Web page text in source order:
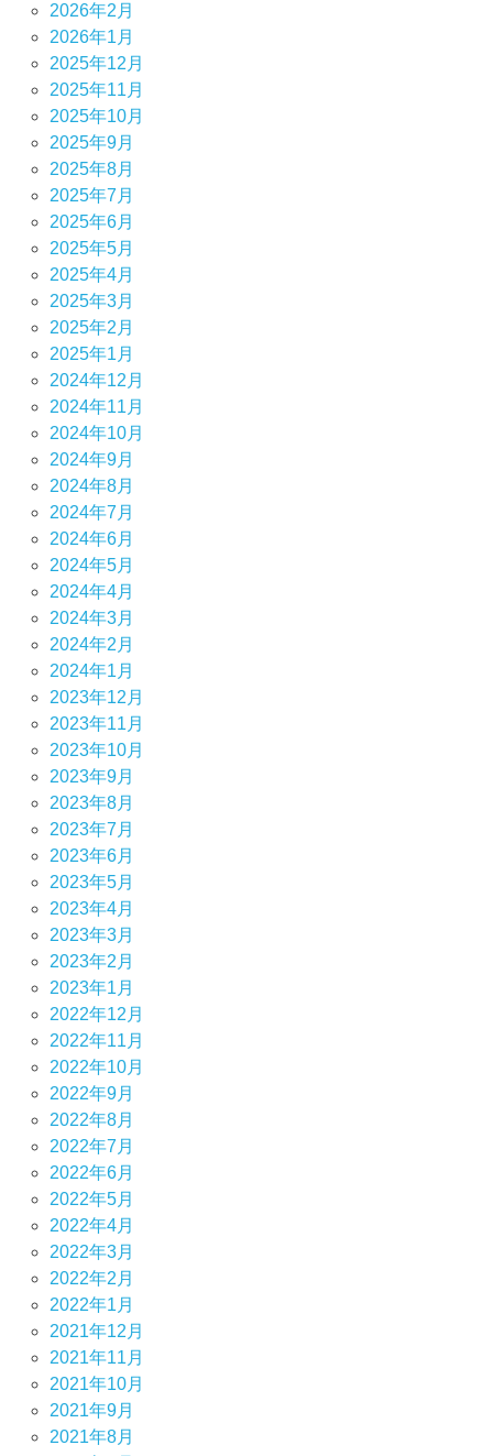
2026年2月
2026年1月
2025年12月
2025年11月
2025年10月
2025年9月
2025年8月
2025年7月
2025年6月
2025年5月
2025年4月
2025年3月
2025年2月
2025年1月
2024年12月
2024年11月
2024年10月
2024年9月
2024年8月
2024年7月
2024年6月
2024年5月
2024年4月
2024年3月
2024年2月
2024年1月
2023年12月
2023年11月
2023年10月
2023年9月
2023年8月
2023年7月
2023年6月
2023年5月
2023年4月
2023年3月
2023年2月
2023年1月
2022年12月
2022年11月
2022年10月
2022年9月
2022年8月
2022年7月
2022年6月
2022年5月
2022年4月
2022年3月
2022年2月
2022年1月
2021年12月
2021年11月
2021年10月
2021年9月
2021年8月